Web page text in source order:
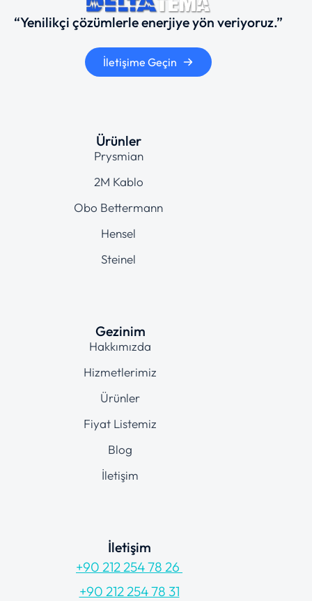
“Yenilikçi çözümlerle enerjiye yön veriyoruz.”
İletişime Geçin
Ürünler
Prysmian
2M Kablo
Obo Bettermann
Hensel
Steinel
Gezinim
Hakkımızda
Hizmetlerimiz
Ürünler
Fiyat Listemiz
Blog
İletişim
İletişim
+90 212 254 78 26
+90 212 254 78 31